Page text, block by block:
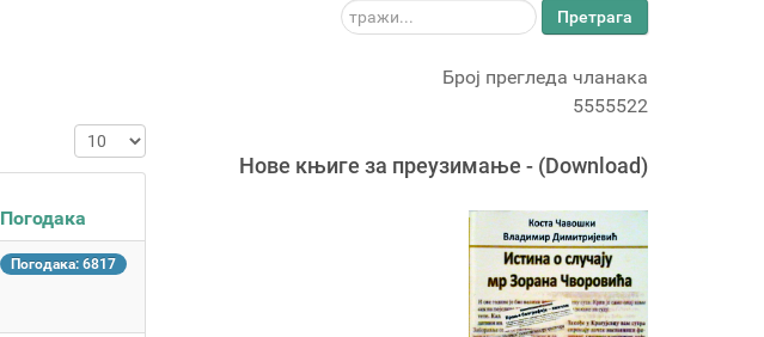
Приказ #
Погодака
Погодака: 6817
тражи... Претрага
Број прегледа чланака
5555522
Новe књигe за преузимање - (Download)